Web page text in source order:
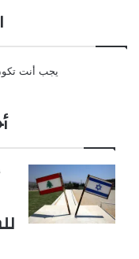
يجب أنت